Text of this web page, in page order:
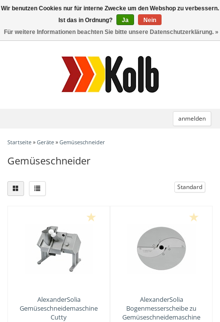
anmelden
Toggle
Startseite » Geräte » Gemüseschneider
Gemüseschneider
Standard
AlexanderSolia
Gemüseschneidemaschine
Cutty
AlexanderSolia
Bogenmesserscheibe zu
Gemüseschneidemaschine
Wir benutzen Cookies nur für interne Zwecke um den Webshop zu verbessern.
Ist das in Ordnung?
Ja
Nein
Für weitere Informationen beachten Sie bitte unsere Datenschutzerklärung. »